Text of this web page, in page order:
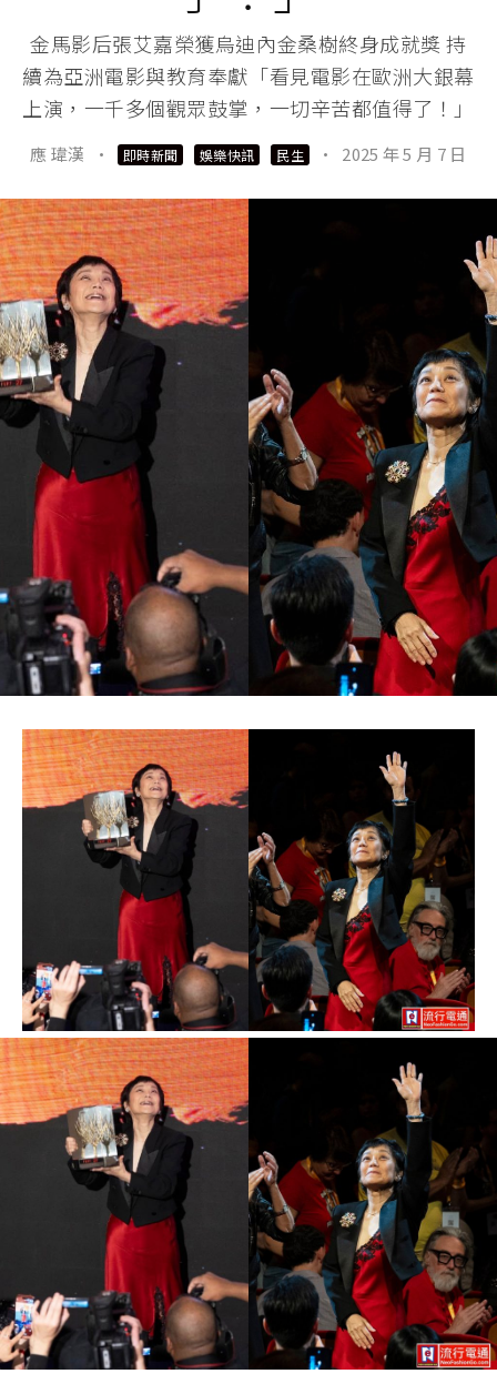
金馬影后張艾嘉榮獲烏迪內金桑樹終身成就獎 持
續為亞洲電影與教育奉獻「看見電影在歐洲大銀幕
上演，一千多個觀眾鼓掌，一切辛苦都值得了！」
應 瑋漢 · 即時新聞 娛樂快訊 民生 · 2025 年 5 月 7 日